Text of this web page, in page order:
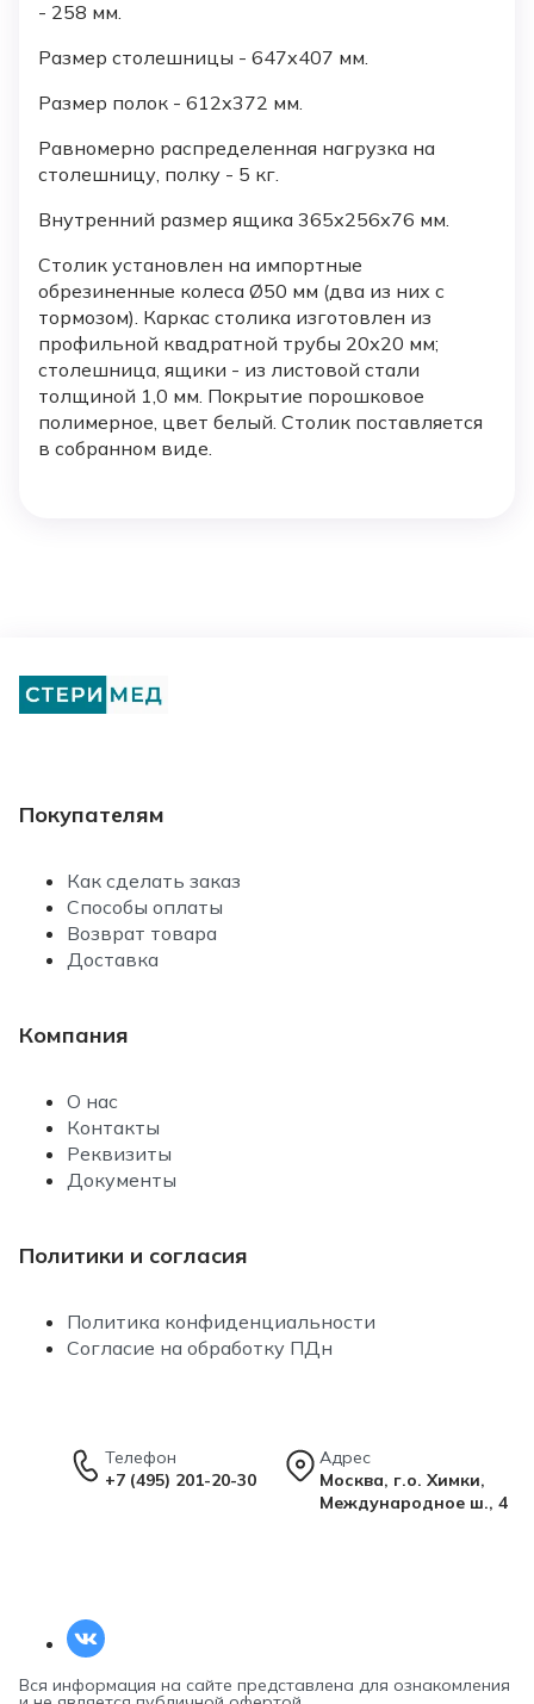
- 258 мм.
Размер столешницы - 647х407 мм.
Размер полок - 612х372 мм.
Равномерно распределенная нагрузка на
столешницу, полку - 5 кг.
Внутренний размер ящика 365х256х76 мм.
Столик установлен на импортные
обрезиненные колеса Ø50 мм (два из них с
тормозом). Каркас столика изготовлен из
профильной квадратной трубы 20х20 мм;
столешница, ящики - из листовой стали
толщиной 1,0 мм. Покрытие порошковое
полимерное, цвет белый. Столик поставляется
в собранном виде.
Покупателям
Как сделать заказ
Способы оплаты
Возврат товара
Доставка
Компания
О нас
Контакты
Реквизиты
Документы
Политики и согласия
Политика конфиденциальности
Согласие на обработку ПДн
Телефон
+7 (495) 201-20-30
Адрес
Москва, г.о. Химки,
Международное ш., 4
Вся информация на сайте представлена для ознакомления